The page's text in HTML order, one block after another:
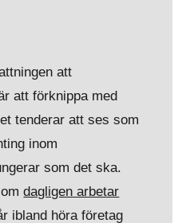
att
att förknippa med
tenderar att ses som
inom
som det ska.
dagligen arbetar
ibland höra företag